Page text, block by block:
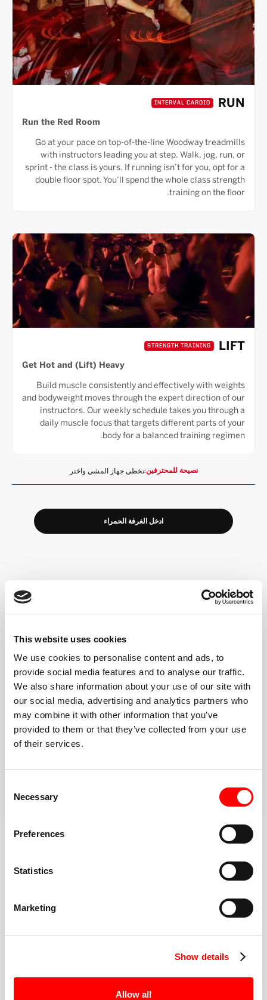
This website uses cookies
We use cookies to personalise content and ads, to
provide social media features and to analyse our traffic.
We also share information about your use of our site with
our social media, advertising and analytics partners who
may combine it with other information that you’ve
provided to them or that they’ve collected from your use
of their services.
Selection
Necessary
Preferences
Statistics
Marketing
Show details
Allow all
RUN
INTERVAL CARDIO
Run the Red Room
Go at your pace on top-of-the-line Woodway treadmills
with instructors leading you at step. Walk, jog, run, or
sprint - the class is yours. If running isn’t for you, opt for a
double floor spot. You’ll spend the whole class strength
training on the floor.
LIFT
STRENGTH TRAINING
Get Hot and (Lift) Heavy
Build muscle consistently and effectively with weights
and bodyweight moves through the expert direction of our
instructors. Our weekly schedule takes you through a
daily muscle focus that targets different parts of your
body for a balanced training regimen.
نصيحة للمحترفين:تخطي جهاز المشي واختر
ادخل الغرفة الحمراء
طاقة عالية،
مجتمع شامل
يقوم المدرب بتوجيه كل فترة.
انطلق وفقًا لسرعتك
المشي أو الركض أو الجري. ارفع أخف أو أثقل. الخيارات
والتعديلات متاحة دائمًا.
مجتمع شامل عالي الطاقة
بمجرد وصولك إلى الغرفة الحمراء، تحصل على دعم المجتمع